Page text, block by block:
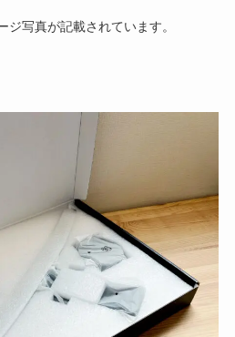
写真が記載されています。